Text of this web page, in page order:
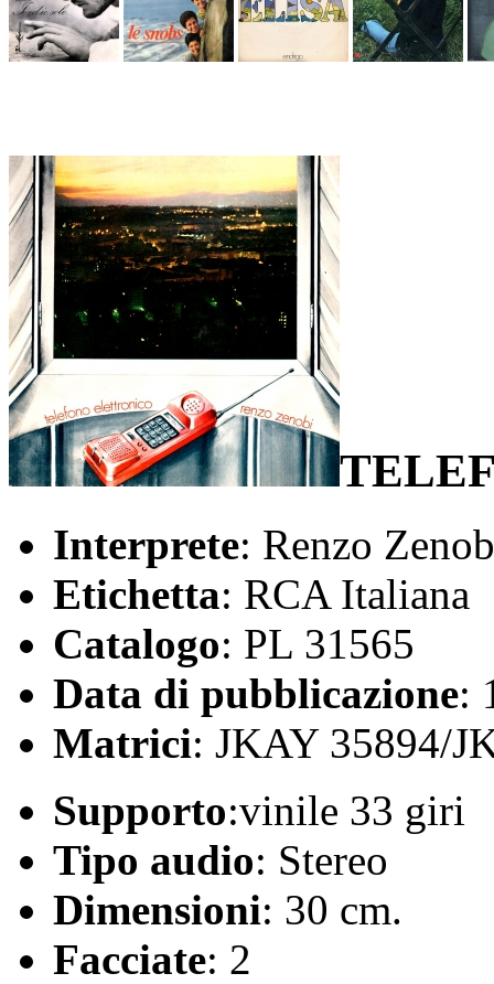
Interprete: Renzo
Etichetta: RCA Italiana
Catalogo: PL 31565
Data di pubblicazione:
Matrici: JKAY 35894/
Supporto:vinile 33 giri
Tipo audio: Stereo
Dimensioni: 30 cm.
Facciate: 2